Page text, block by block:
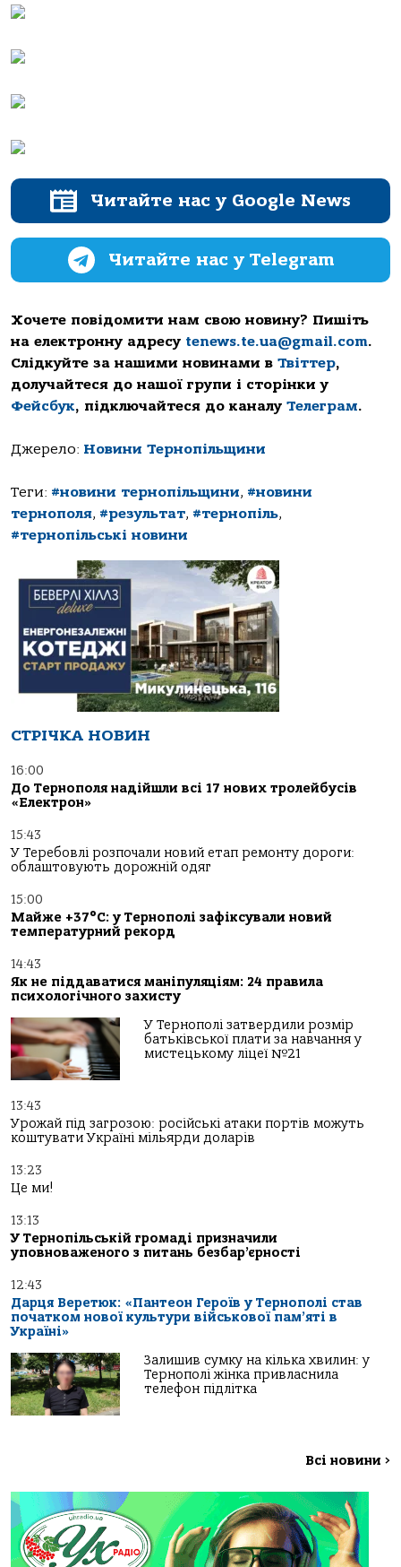
Читайте нас у Google News
Читайте нас у Telegram
Хочете повідомити нам свою новину? Пишіть
на електронну адресу tenews.te.ua@gmail.com.
Слідкуйте за нашими новинами в Твіттер,
долучайтеся до нашої групи і сторінки у
Фейсбук, підключайтеся до каналу Телеграм.
Джерело: Новини Тернопільщини
Теги: #новини тернопільщини, #новини
тернополя, #результат, #тернопіль,
#тернопільські новини
СТРІЧКА НОВИН
16:00
До Тернополя надійшли всі 17 нових тролейбусів
«Електрон»
15:43
У Теребовлі розпочали новий етап ремонту дороги:
облаштовують дорожній одяг
15:00
Майже +37°C: у Тернополі зафіксували новий
температурний рекорд
14:43
Як не піддаватися маніпуляціям: 24 правила
психологічного захисту
У Тернополі затвердили розмір
батьківської плати за навчання у
мистецькому ліцеї №21
13:43
Урожай під загрозою: російські атаки портів можуть
коштувати Україні мільярди доларів
13:23
Це ми!
13:13
У Тернопільській громаді призначили
уповноваженого з питань безбар’єрності
12:43
Дарця Веретюк: «Пантеон Героїв у Тернополі став
початком нової культури військової пам’яті в
Україні»
Залишив сумку на кілька хвилин: у
Тернополі жінка привласнила
телефон підлітка
Всі новини >